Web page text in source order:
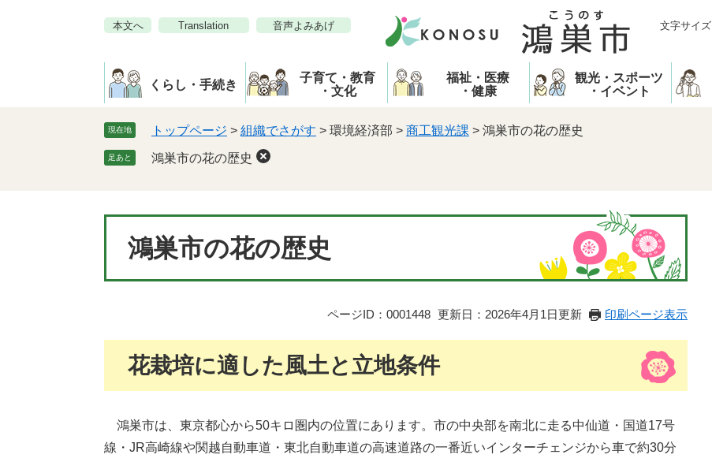
本文へ Translation 音声よみあげ 文字サイズ
くらし・手続き
子育て・教育
・文化
福祉・医療
・健康
観光・スポーツ
・イベント
現在地 トップページ > 組織でさがす > 環境経済部 > 商工観光課 > 鴻巣市の花の歴史
足あと 鴻巣市の花の歴史
鴻巣市の花の歴史
ページID：0001448 更新日：2026年4月1日更新 印刷ページ表示
花栽培に適した風土と立地条件
鴻巣市は、東京都心から50キロ圏内の位置にあります。市の中央部を南北に走る中仙道・国道17号
線・JR高崎線や関越自動車道・東北自動車道の高速道路の一番近いインターチェンジから車で約30分